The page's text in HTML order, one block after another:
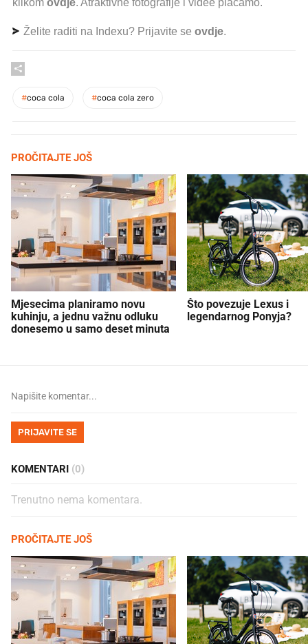
klikom ovdje. Atraktivne fotografije i videe plaćamo.
Želite raditi na Indexu? Prijavite se ovdje.
#coca cola #coca cola zero
PROČITAJTE JOŠ
Mjesecima planiramo novu
kuhinju, a jednu važnu odluku
donesemo u samo deset minuta
Što povezuje Lexus i
legendarnog Ponyja?
PRIJAVITE SE
KOMENTARI (0)
Trenutno nema komentara.
PROČITAJTE JOŠ